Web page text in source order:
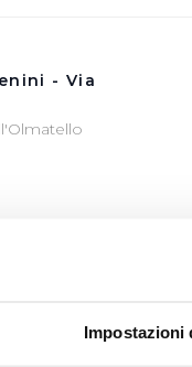
Impostazioni
- Via